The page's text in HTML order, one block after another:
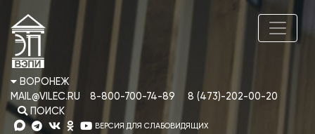
ВОРОНЕЖ
MAIL@VILEC.RU
8-800-700-74-89
8 (473)-202-00-20
ПОИСК
ВЕРСИЯ ДЛЯ СЛАБОВИДЯЩИХ